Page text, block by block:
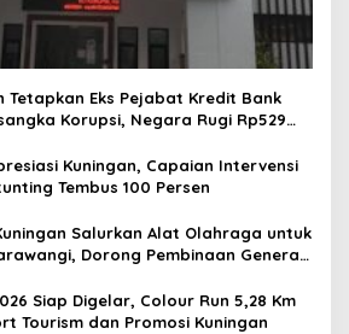
Tetapkan Eks Pejabat Kredit Bank
Korupsi, Negara Rugi Rp529
Kuningan, Capaian Intervensi
Tembus 100 Persen
Salurkan Alat Olahraga untuk
Dorong Pembinaan Generasi
Siap Digelar, Colour Run 5,28 Km
Tourism dan Promosi Kuningan